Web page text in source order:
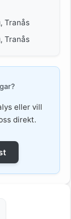
Tranås
Tranås
eller vill
direkt.